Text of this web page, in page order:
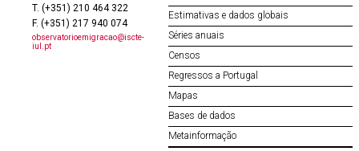
T. (+351) 210 464 322
F. (+351) 217 940 074
observatorioemigracao@iscte-
iul.pt
Estimativas e dados globais
Séries anuais
Censos
Regressos a Portugal
Mapas
Bases de dados
Metainformação